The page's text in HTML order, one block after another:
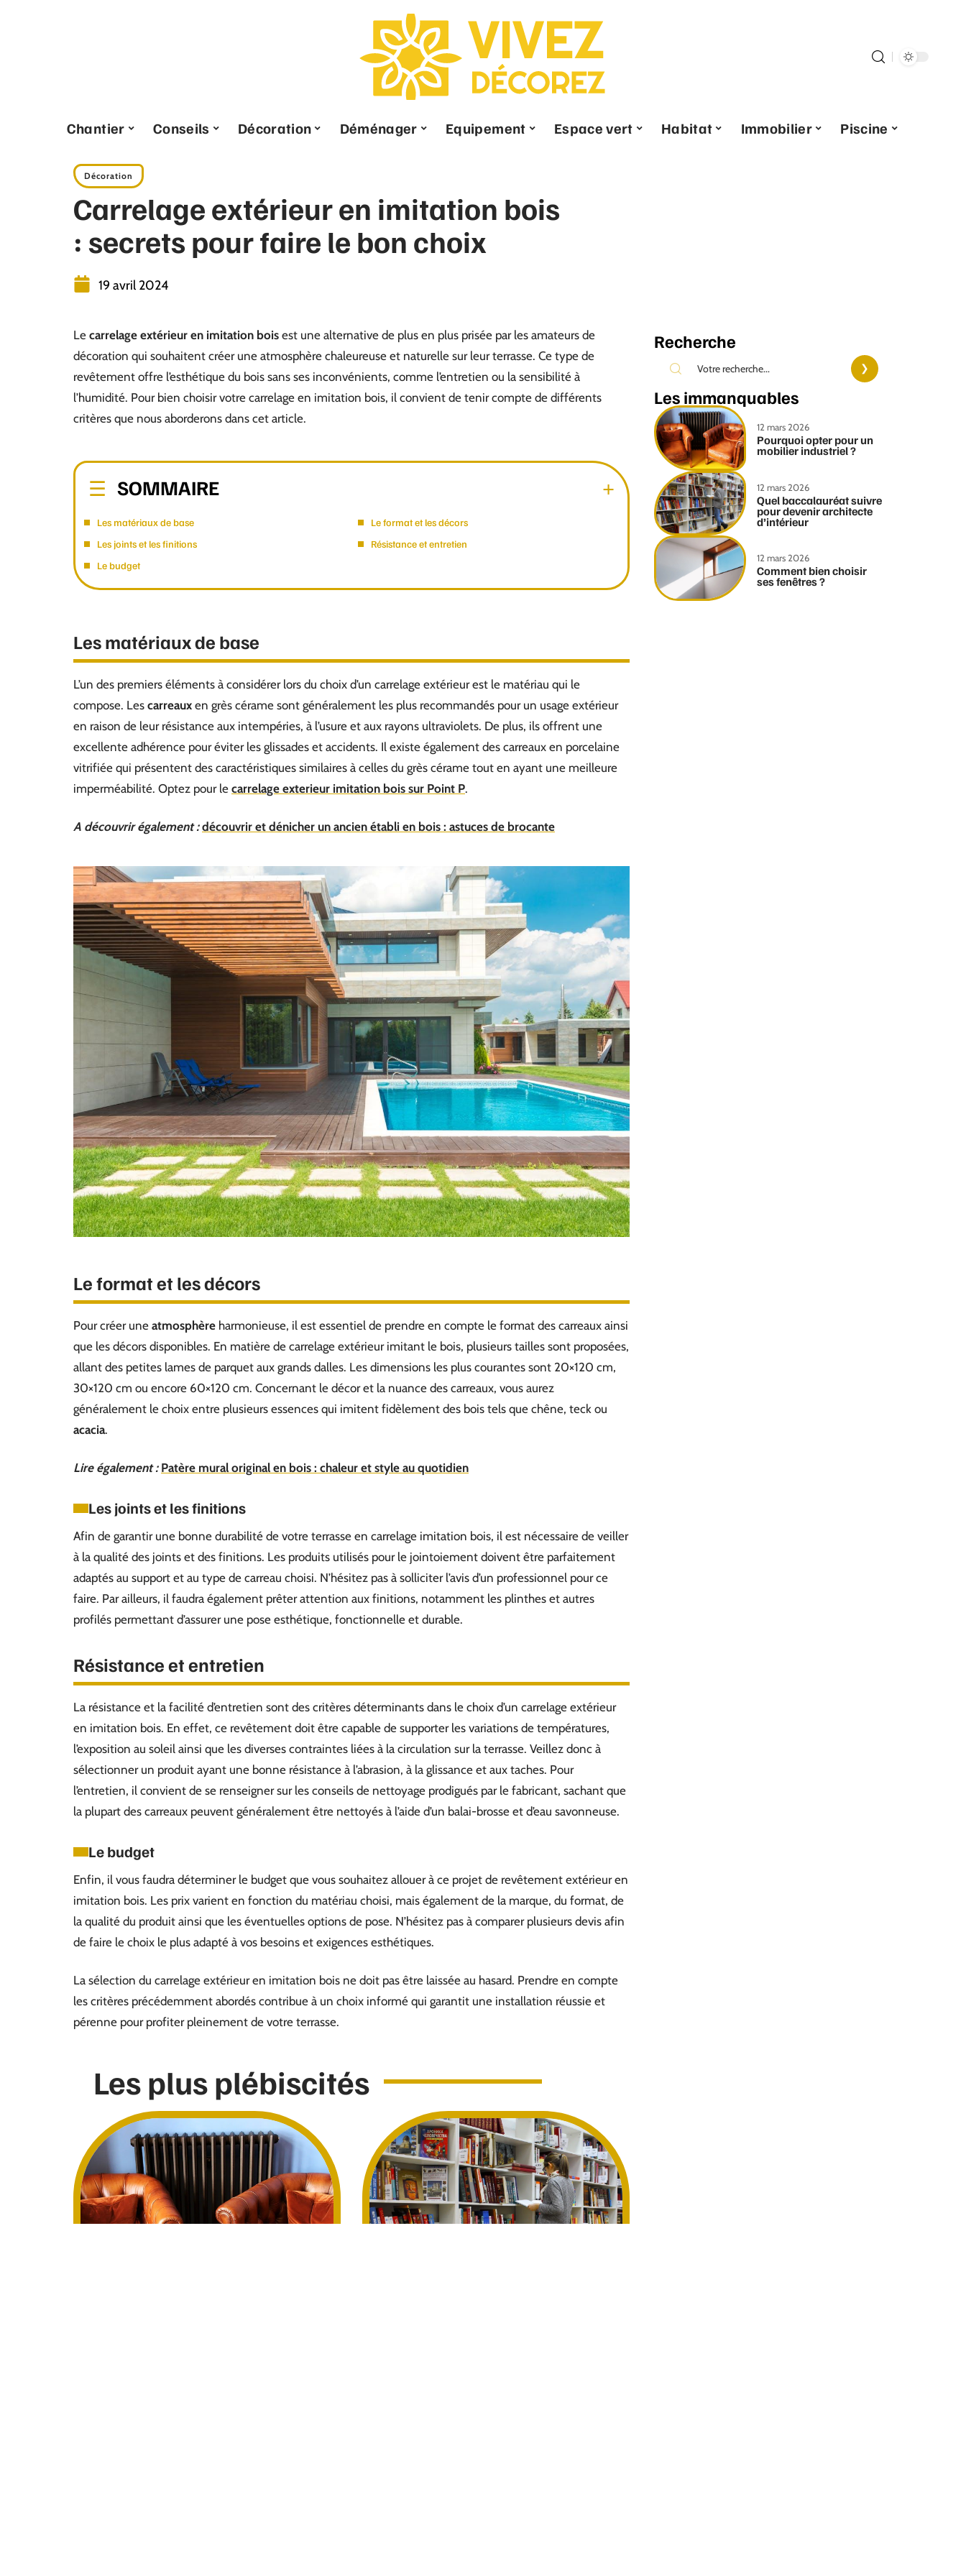
Chantier Conseils Décoration Déménager Equipement Espace vert Habitat Immobilier Piscine
Décoration
Carrelage extérieur en imitation bois
: secrets pour faire le bon choix
19 avril 2024
Le carrelage extérieur en imitation bois est une alternative de plus en plus prisée par les amateurs de
décoration qui souhaitent créer une atmosphère chaleureuse et naturelle sur leur terrasse. Ce type de
revêtement offre l’esthétique du bois sans ses inconvénients, comme l’entretien ou la sensibilité à
l’humidité. Pour bien choisir votre carrelage en imitation bois, il convient de tenir compte de différents
critères que nous aborderons dans cet article.
SOMMAIRE
Les matériaux de base
Le format et les décors
Les joints et les finitions
Résistance et entretien
Le budget
Les matériaux de base
L’un des premiers éléments à considérer lors du choix d’un carrelage extérieur est le matériau qui le
compose. Les carreaux en grès cérame sont généralement les plus recommandés pour un usage extérieur
en raison de leur résistance aux intempéries, à l’usure et aux rayons ultraviolets. De plus, ils offrent une
excellente adhérence pour éviter les glissades et accidents. Il existe également des carreaux en porcelaine
vitrifiée qui présentent des caractéristiques similaires à celles du grès cérame tout en ayant une meilleure
imperméabilité. Optez pour le carrelage exterieur imitation bois sur Point P.
A découvrir également : découvrir et dénicher un ancien établi en bois : astuces de brocante
Le format et les décors
Pour créer une atmosphère harmonieuse, il est essentiel de prendre en compte le format des carreaux ainsi
que les décors disponibles. En matière de carrelage extérieur imitant le bois, plusieurs tailles sont proposées,
allant des petites lames de parquet aux grands dalles. Les dimensions les plus courantes sont 20×120 cm,
30×120 cm ou encore 60×120 cm. Concernant le décor et la nuance des carreaux, vous aurez
généralement le choix entre plusieurs essences qui imitent fidèlement des bois tels que chêne, teck ou
acacia.
Lire également : Patère mural original en bois : chaleur et style au quotidien
Les joints et les finitions
Afin de garantir une bonne durabilité de votre terrasse en carrelage imitation bois, il est nécessaire de veiller
à la qualité des joints et des finitions. Les produits utilisés pour le jointoiement doivent être parfaitement
adaptés au support et au type de carreau choisi. N’hésitez pas à solliciter l’avis d’un professionnel pour ce
faire. Par ailleurs, il faudra également prêter attention aux finitions, notamment les plinthes et autres
profilés permettant d’assurer une pose esthétique, fonctionnelle et durable.
Résistance et entretien
La résistance et la facilité d’entretien sont des critères déterminants dans le choix d’un carrelage extérieur
en imitation bois. En effet, ce revêtement doit être capable de supporter les variations de températures,
l’exposition au soleil ainsi que les diverses contraintes liées à la circulation sur la terrasse. Veillez donc à
sélectionner un produit ayant une bonne résistance à l’abrasion, à la glissance et aux taches. Pour
l’entretien, il convient de se renseigner sur les conseils de nettoyage prodigués par le fabricant, sachant que
la plupart des carreaux peuvent généralement être nettoyés à l’aide d’un balai-brosse et d’eau savonneuse.
Le budget
Enfin, il vous faudra déterminer le budget que vous souhaitez allouer à ce projet de revêtement extérieur en
imitation bois. Les prix varient en fonction du matériau choisi, mais également de la marque, du format, de
la qualité du produit ainsi que les éventuelles options de pose. N’hésitez pas à comparer plusieurs devis afin
de faire le choix le plus adapté à vos besoins et exigences esthétiques.
La sélection du carrelage extérieur en imitation bois ne doit pas être laissée au hasard. Prendre en compte
les critères précédemment abordés contribue à un choix informé qui garantit une installation réussie et
pérenne pour profiter pleinement de votre terrasse.
Les plus plébiscités
Recherche
Les immanquables
12 mars 2026
Pourquoi opter pour un
mobilier industriel ?
12 mars 2026
Quel baccalauréat suivre
pour devenir architecte
d’intérieur
12 mars 2026
Comment bien choisir
ses fenêtres ?